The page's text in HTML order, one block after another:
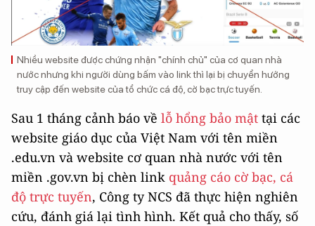
Nhiều website được chứng nhận "chính chủ" của cơ quan nhà
nước nhưng khi người dùng bấm vào link thì lại bị chuyển hướng
truy cập đến website của tổ chức cá độ, cờ bạc trực tuyến.
Sau 1 tháng cảnh báo về lỗ hổng bảo mật tại các
website giáo dục của Việt Nam với tên miền
.edu.vn và website cơ quan nhà nước với tên
miền .gov.vn bị chèn link quảng cáo cờ bạc, cá
độ trực tuyến, Công ty NCS đã thực hiện nghiên
cứu, đánh giá lại tình hình. Kết quả cho thấy, số